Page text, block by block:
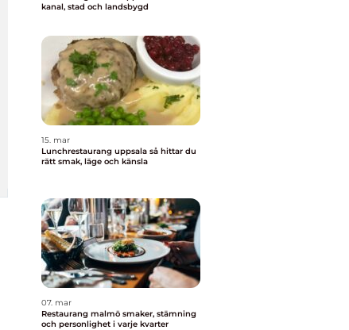
kanal, stad och landsbygd
15. mar
Lunchrestaurang uppsala så hittar du
rätt smak, läge och känsla
07. mar
Restaurang malmö smaker, stämning
och personlighet i varje kvarter